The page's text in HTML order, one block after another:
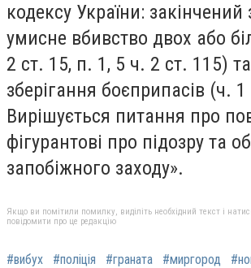
кодексу України:
умисне вбивство двох або
2 ст. 15, п. 1, 5 ч. 2 ст. 115)
зберігання боєприпасів (ч.
Вирішується питання про
фігурантові про підозру та
запобіжного заходу».
Якщо ви помітили помилку, виділіть необхідний текст і
повідомити про це редакцію
#вибух #поліція #граната #миргород